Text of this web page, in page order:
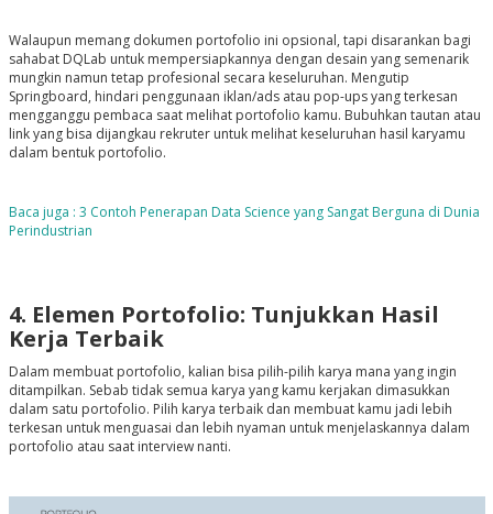
Walaupun memang dokumen portofolio ini opsional, tapi disarankan bagi
sahabat DQLab untuk mempersiapkannya dengan desain yang semenarik
mungkin namun tetap profesional secara keseluruhan. Mengutip
Springboard, hindari penggunaan iklan/ads atau pop-ups yang terkesan
mengganggu pembaca saat melihat portofolio kamu. Bubuhkan tautan atau
link yang bisa dijangkau rekruter untuk melihat keseluruhan hasil karyamu
dalam bentuk portofolio.
Baca juga : 3 Contoh Penerapan Data Science yang Sangat Berguna di Dunia
Perindustrian
4. Elemen Portofolio: Tunjukkan Hasil
Kerja Terbaik
Dalam membuat portofolio, kalian bisa pilih-pilih karya mana yang ingin
ditampilkan. Sebab tidak semua karya yang kamu kerjakan dimasukkan
dalam satu portofolio. Pilih karya terbaik dan membuat kamu jadi lebih
terkesan untuk menguasai dan lebih nyaman untuk menjelaskannya dalam
portofolio atau saat interview nanti.